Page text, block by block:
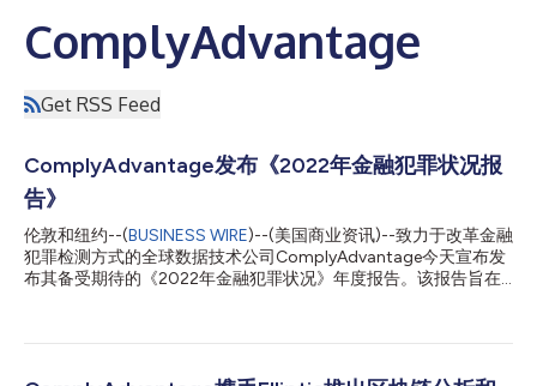
ComplyAdvantage
Get RSS Feed
ComplyAdvantage发布《2022年金融犯罪状况报
告》
伦敦和纽约--(BUSINESS WIRE)--(美国商业资讯)--致力于改革金融
犯罪检测方式的全球数据技术公司ComplyAdvantage今天宣布发
布其备受期待的《2022年金融犯罪状况》年度报告。该报告旨在
议，确保他们能够主动采取行动。 该报告以2021年11月进行的一